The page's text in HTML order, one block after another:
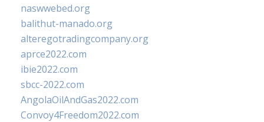
naswwebed.org
balithut-manado.org
alteregotradingcompany.org
aprce2022.com
ibie2022.com
sbcc-2022.com
AngolaOilAndGas2022.com
Convoy4Freedom2022.com